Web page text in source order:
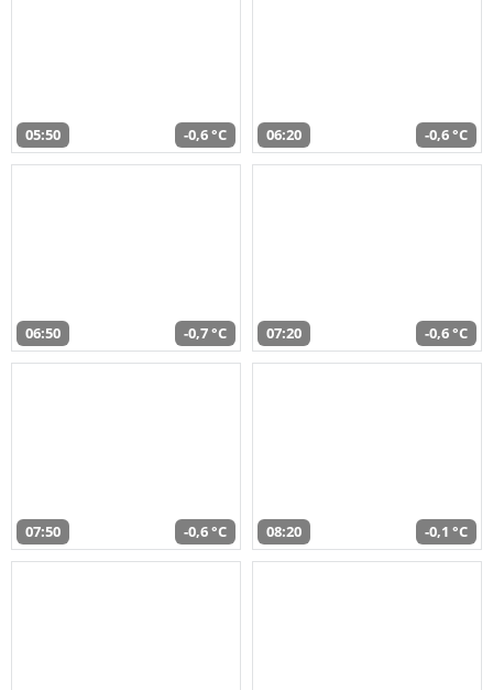
05:50 -0,6 °C 06:20 -0,6 °C
06:50 -0,7 °C 07:20 -0,6 °C
07:50 -0,6 °C 08:20 -0,1 °C